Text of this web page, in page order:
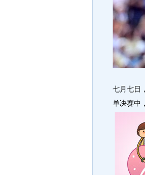
七月七日
单决赛中